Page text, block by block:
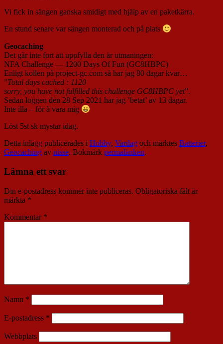
Vi fick in sängen ganska smidigt med hjälp av en paketkärra.
En stund senare var sängen monterad och på plats
Geocaching
Det går inte fort att uppfylla den är utmaningen:
NFA Challenge — 1200 Days Of Fun (GC8HBPC)
Enligt kollen på project-gc.com så har jag 80 dagar kvar…
”Total days cached : 1120
sorry, you have not fulfilled this challenge GC8HBPC yet”.
Sedan loggen den 28 Sep 2021 har jag ’betat’ av 13 dagar.
Inte illa – för å vara mig
Löst 5st sk mystar idag.
Detta inlägg publicerades i Hobby, Vardag och märktes Batterier,
Geocaching av nisse. Bokmärk permalänken.
Lämna ett svar
Din e-postadress kommer inte publiceras. Obligatoriska fält är
märkta *
Kommentar *
Namn *
E-postadress *
Webbplats